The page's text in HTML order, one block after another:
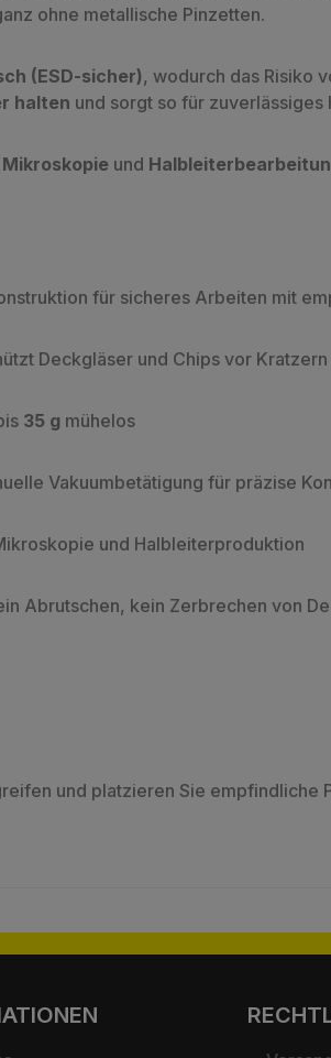
ohne metallische Pinzetten.
(ESD-sicher), wodurch das Risiko
halten und sorgt so für
und
für sicheres Arbeiten mit
Deckgläser und Chips vor Kratzern
35 g mühelos
Vakuumbetätigung für präzise
und Halbleiterproduktion
Abrutschen, kein Zerbrechen von
und platzieren Sie empfindliche